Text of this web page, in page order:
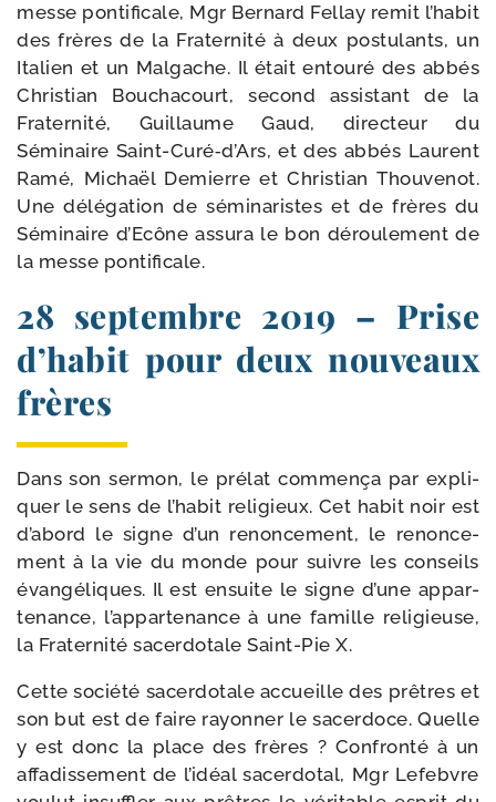
messe pon­ti­fi­cale, Mgr Bernard Fellay remit l’habit
des frères de la Fraternité à deux pos­tu­lants, un
Italien et un Malgache. Il était entou­ré des abbés
Christian Bouchacourt, second assis­tant de la
Fraternité, Guillaume Gaud, direc­teur du
Séminaire Saint-Curé‑d’Ars, et des abbés Laurent
Ramé, Michaël Demierre et Christian Thouvenot.
Une délé­ga­tion de sémi­na­ristes et de frères du
Séminaire d’Ecône assu­ra le bon dérou­le­ment de
la messe pontificale.
28 septembre 2019 – Prise
d’habit pour deux nouveaux
frères
Dans son ser­mon, le pré­lat com­men­ça par expli­
quer le sens de l’habit reli­gieux. Cet habit noir est
d’abord le signe d’un renon­ce­ment, le renon­ce­
ment à la vie du monde pour suivre les conseils
évan­gé­liques. Il est ensuite le signe d’une appar­
te­nance, l’appartenance à une famille reli­gieuse,
la Fraternité sacer­do­tale Saint-​Pie X.
Cette socié­té sacer­do­tale accueille des prêtres et
son but est de faire rayon­ner le sacer­doce. Quelle
y est donc la place des frères ? Confronté à un
affa­dis­se­ment de l’idéal sacer­do­tal, Mgr Lefebvre